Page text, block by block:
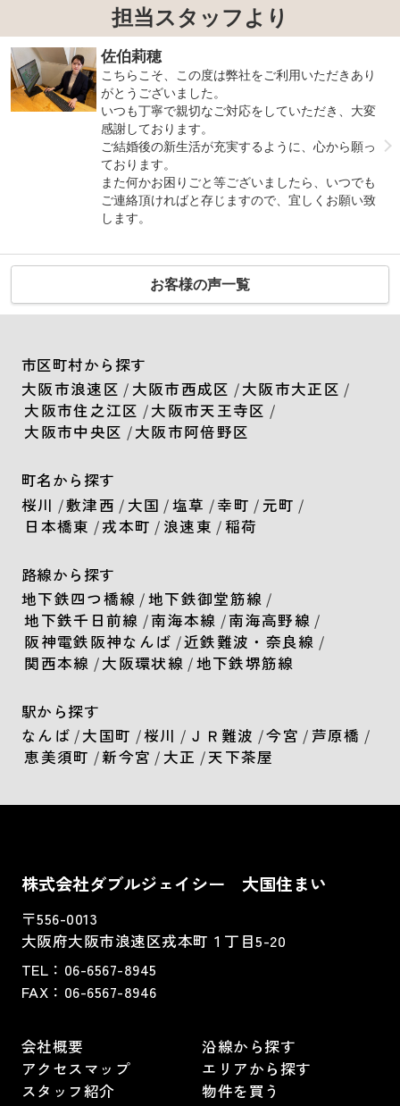
担当スタッフより
佐伯莉穂
こちらこそ、この度は弊社をご利用いただきあり
がとうございました。
いつも丁寧で親切なご対応をしていただき、大変
感謝しております。
ご結婚後の新生活が充実するように、心から願っ
ております。
また何かお困りごと等ございましたら、いつでも
ご連絡頂ければと存じますので、宜しくお願い致
します。
お客様の声一覧
市区町村から探す
大阪市浪速区 / 大阪市西成区 /大阪市大正区 /
大阪市住之江区 /大阪市天王寺区 /
大阪市中央区 /大阪市阿倍野区
町名から探す
桜川 /敷津西 / 大国 /塩草 /幸町 / 元町 /
日本橋東 /戎本町 / 浪速東 /稲荷
路線から探す
地下鉄四つ橋線 /地下鉄御堂筋線 /
地下鉄千日前線 /南海本線 /南海高野線 /
阪神電鉄阪神なんば /近鉄難波・奈良線 /
関西本線 /大阪環状線 /地下鉄堺筋線
駅から探す
なんば /大国町 /桜川 / ＪＲ難波 /今宮 / 芦原橋 /
恵美須町 /新今宮 / 大正 /天下茶屋
株式会社ダブルジェイシー 大国住まい
〒556-0013
大阪府大阪市浪速区戎本町１丁目5-20
TEL： 06-6567-8945
FAX：06-6567-8946
会社概要
アクセスマップ
スタッフ紹介
沿線から探す
エリアから探す
物件を買う